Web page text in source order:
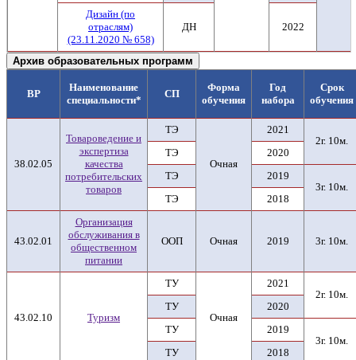
Дизайн (по
отраслям)
(23.11.2020 № 658)
ДН 2022
Архив образовательных программ
ВР
Наименование
специальности*
СП
Форма
обучения
Год
набора
Срок
обучения
38.02.05
Товароведение и
экспертиза
качества
потребительских
товаров
ТЭ
Очная
2021
2г. 10м.
ТЭ
2020
ТЭ
2019
3г. 10м.
ТЭ
2018
43.02.01
Организация
обслуживания в
общественном
питании
ООП Очная 2019 3г. 10м.
43.02.10 Туризм
ТУ
Очная
2021
2г. 10м.
ТУ
2020
ТУ
2019
3г. 10м.
ТУ
2018